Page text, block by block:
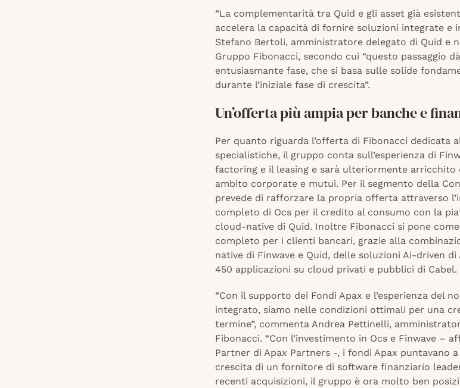
“La complementarità tra Quid e gli asset già
accelera la capacità di fornire soluzioni integrate e
Stefano Bertoli, amministratore delegato di Quid e
Gruppo Fibonacci, secondo cui “questo passaggio
entusiasmante fase, che si basa sulle solide
durante l’iniziale fase di crescita”.
Un’offerta più ampia per banche e
Per quanto riguarda l’offerta di Fibonacci dedicata
specialistiche, il gruppo conta sull’esperienza di
factoring e il leasing e sarà ulteriormente arricchito
ambito corporate e mutui. Per il segmento della
prevede di rafforzare la propria offerta attraverso
completo di Ocs per il credito al consumo con la
cloud-native di Quid. Inoltre Fibonacci si pone
completo per i clienti bancari, grazie alla
native di Finwave e Quid, delle soluzioni Ai-driven
450 applicazioni su cloud privati e pubblici di Cabel.
“Con il supporto dei Fondi Apax e l’esperienza del
integrato, siamo nelle condizioni ottimali per una
termine”, commenta Andrea Pettinelli,
Fibonacci. “Con l’investimento in Ocs e Finwave –
Partner di Apax Partners -, i fondi Apax puntavano
crescita di un fornitore di software finanziario
recenti acquisizioni, il gruppo è ora molto ben